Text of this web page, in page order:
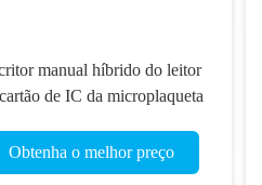
manual híbrido do leitor
de IC da microplaqueta
Card da listra magnética
Obtenha o melhor preço